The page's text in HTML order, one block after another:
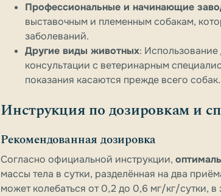
Профессиональные и начинающие
выставочным и племенным собакам,
заболеваний.
Другие виды животных:
консультации с ветеринарным
показания касаются прежде всего собак.
Инструкция по дозировкам и
Рекомендованная дозировка
Согласно официальной инструкции,
массы тела в сутки, разделённая на два
может колебаться от 0,2 до 0,6 мг/кг/сутки,